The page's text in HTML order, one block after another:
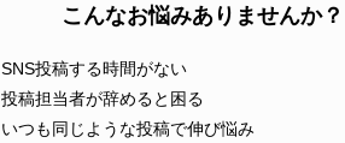
こんなお悩みありませんか？
SNS投稿する時間がない
投稿担当者が辞めると困る
いつも同じような投稿で伸び悩み